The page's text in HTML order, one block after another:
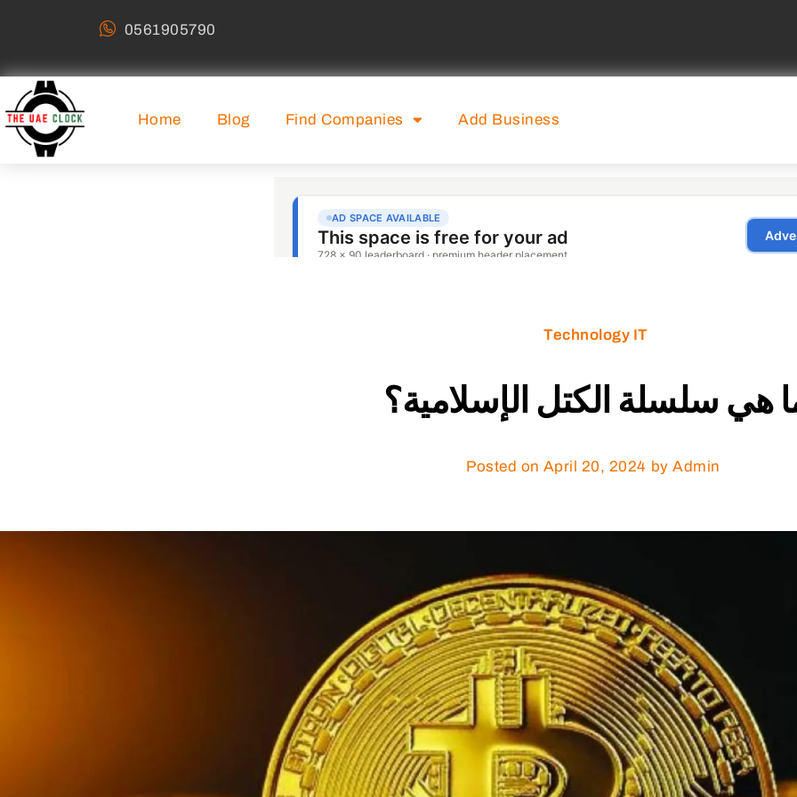
0561905790
Home Blog Find Companies Add Business
Technology IT
هي سلسلة الكتل الإسلامية؟
Posted on April 20, 2024 by Admin